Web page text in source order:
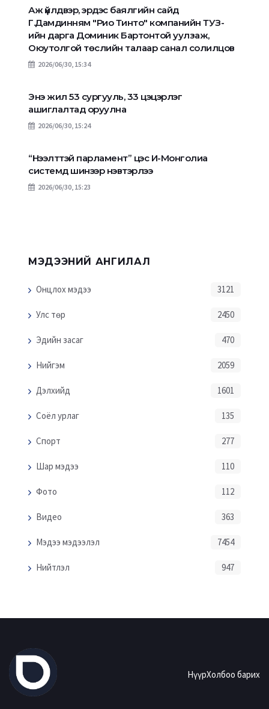
Аж үйлдвэр, эрдэс баялгийн сайд
Г.Дамдинням "Рио Тинто" компанийн ТУЗ-
ийн дарга Доминик Бартонтой уулзаж,
Оюутолгой төслийн талаар санал солилцов
2026/06/30, 15:34
Энэ жил 53 сургууль, 33 цэцэрлэг
ашиглалтад оруулна
2026/06/30, 15:24
“Нээлттэй парламент” цэс И-Монголиа
системд шинээр нэвтэрлээ
2026/06/30, 15:23
МЭДЭЭНИЙ АНГИЛАЛ
Онцлох мэдээ 3121
Улс төр 2450
Эдийн засаг 470
Нийгэм 2059
Дэлхийд 1601
Соёл урлаг 135
Спорт 277
Шар мэдээ 110
Фото 112
Видео 363
Мэдээ мэдээлэл 7454
Нийтлэл 947
НүүрХолбоо барих